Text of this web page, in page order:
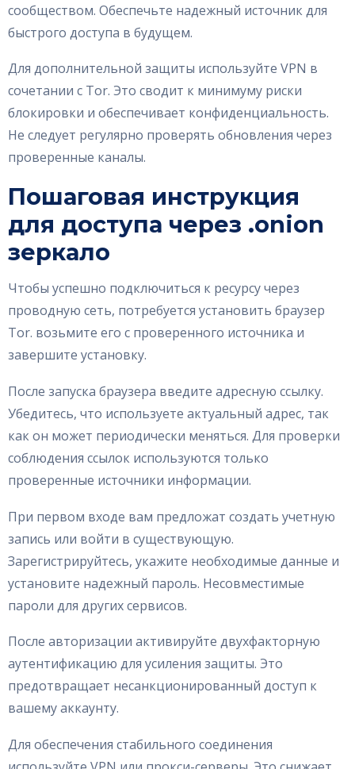
сообществом. Обеспечьте надежный источник для
быстрого доступа в будущем.
Для дополнительной защиты используйте VPN в
сочетании с Tor. Это сводит к минимуму риски
блокировки и обеспечивает конфиденциальность.
Не следует регулярно проверять обновления через
проверенные каналы.
Пошаговая инструкция
для доступа через .onion
зеркало
Чтобы успешно подключиться к ресурсу через
проводную сеть, потребуется установить браузер
Tor. возьмите его с проверенного источника и
завершите установку.
После запуска браузера введите адресную ссылку.
Убедитесь, что используете актуальный адрес, так
как он может периодически меняться. Для проверки
соблюдения ссылок используются только
проверенные источники информации.
При первом входе вам предложат создать учетную
запись или войти в существующую.
Зарегистрируйтесь, укажите необходимые данные и
установите надежный пароль. Несовместимые
пароли для других сервисов.
После авторизации активируйте двухфакторную
аутентификацию для усиления защиты. Это
предотвращает несанкционированный доступ к
вашему аккаунту.
Для обеспечения стабильного соединения